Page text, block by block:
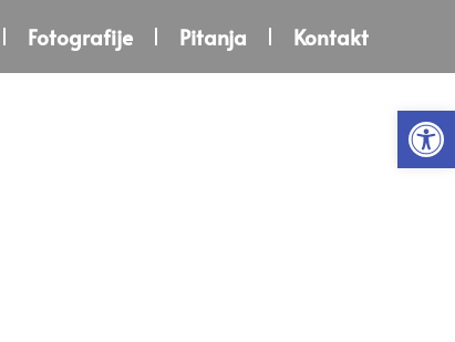
Fotografije Pitanja Kontakt